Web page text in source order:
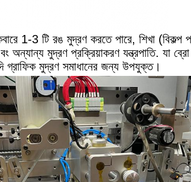
1-3 টি রঙ মুদ্রণ করতে পারে, শিখা (বিকল্প
অন্যান্য মুদ্রণ প্রক্রিয়াকরণ যন্ত্রপাতি. যা
গ্রাফিক মুদ্রণ সমাধানের জন্য উপযুক্ত।